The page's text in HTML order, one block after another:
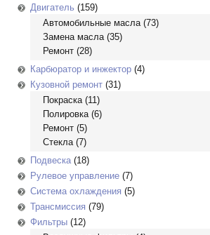
Двигатель (159)
Автомобильные масла(73)
Замена масла(35)
Ремонт (28)
Карбюратор и инжектор (4)
Кузовной ремонт (31)
Покраска(11)
Полировка(6)
Ремонт (5)
Стекла(7)
Подвеска(18)
Рулевое управление (7)
Система охлаждения (5)
Трансмиссия (79)
Фильтры (12)